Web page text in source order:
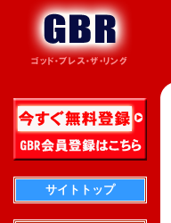
サイトトップ